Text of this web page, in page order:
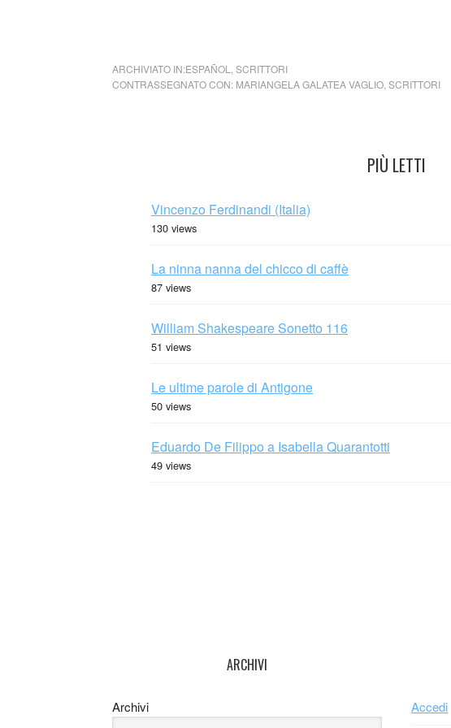
ARCHIVIATO IN:ESPAÑOL
SCRITTORI
CONTRASSEGNATO CON: MARIANGELA GALATEA VAGLIO SCRITTORI
PIÙ LETTI
Vincenzo Ferdinandi (Italia)
130 views
La ninna nanna del chicco di caffè
87 views
William Shakespeare Sonetto 116
51 views
Le ultime parole di Antigone
50 views
Eduardo De Filippo a Isabella Quarantotti
49 views
ARCHIVI
Archivi Accedi